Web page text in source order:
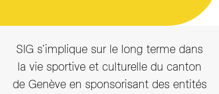
SIG s’implique sur le long terme dans
la vie sportive et culturelle du canton
de Genève en sponsorisant des entités